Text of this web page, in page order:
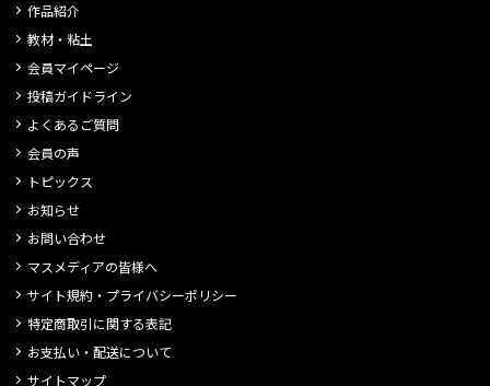
作品紹介
教材・粘土
会員マイページ
投稿ガイドライン
よくあるご質問
会員の声
トピックス
お知らせ
お問い合わせ
マスメディアの皆様へ
サイト規約・プライバシーポリシー
特定商取引に関する表記
お支払い・配送について
サイトマップ